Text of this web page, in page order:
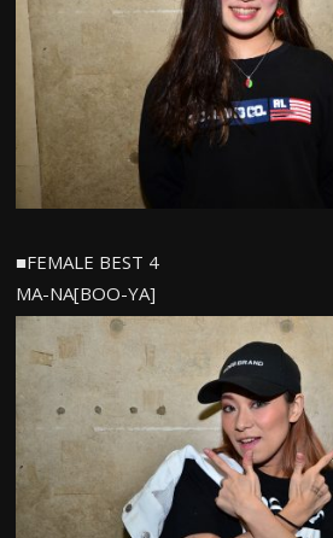
■FEMALE BEST 4
MA-NA[BOO-YA]